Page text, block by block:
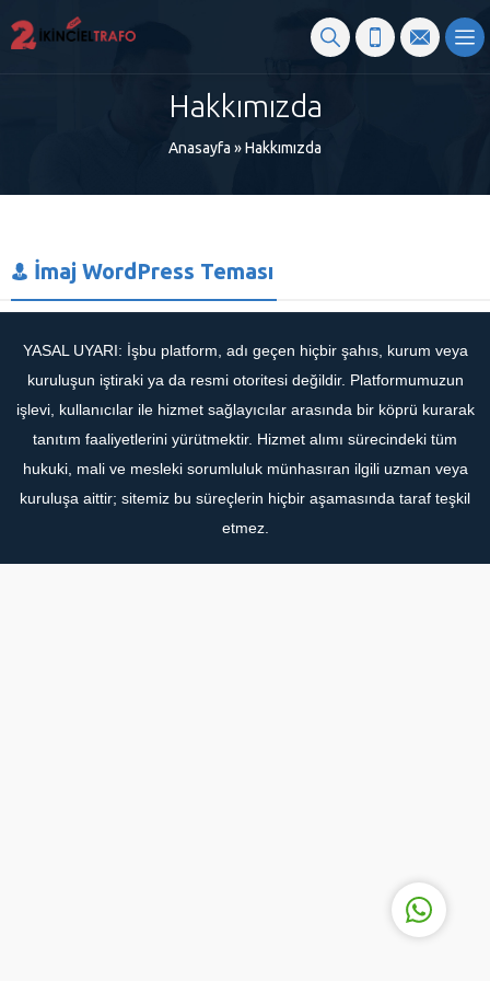
Hakkımızda
Anasayfa »Hakkımızda
İmaj WordPress Teması
YASAL UYARI: İşbu platform, adı geçen hiçbir şahıs, kurum veya
kuruluşun iştiraki ya da resmi otoritesi değildir. Platformumuzun
işlevi, kullanıcılar ile hizmet sağlayıcılar arasında bir köprü kurarak
tanıtım faaliyetlerini yürütmektir. Hizmet alımı sürecindeki tüm
hukuki, mali ve mesleki sorumluluk münhasıran ilgili uzman veya
kuruluşa aittir; sitemiz bu süreçlerin hiçbir aşamasında taraf teşkil
etmez.